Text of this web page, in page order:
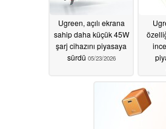
Ugreen, açılı ekrana
sahip daha küçük 45W
şarj cihazını piyasaya
sürdü 05/23/2026